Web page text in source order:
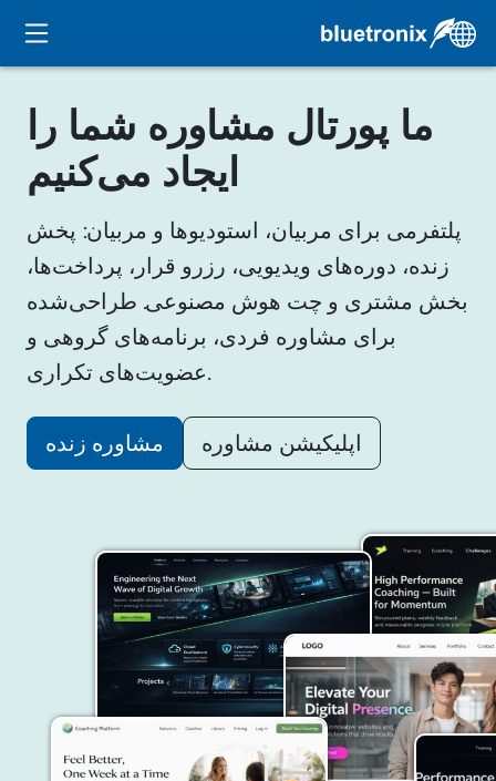
ما پورتال مشاوره شما را
ایجاد می‌کنیم
پلتفرمی برای مربیان، استودیوها و مربیان: پخش
زنده، دوره‌های ویدیویی، رزرو قرار، پرداخت‌ها،
بخش مشتری و چت هوش مصنوعی. طراحی‌شده
برای مشاوره فردی، برنامه‌های گروهی و
عضویت‌های تکراری.
مشاوره زنده اپلیکیشن مشاوره